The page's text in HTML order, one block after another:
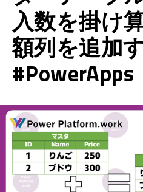
入数を掛け
額列を追加
#PowerApps